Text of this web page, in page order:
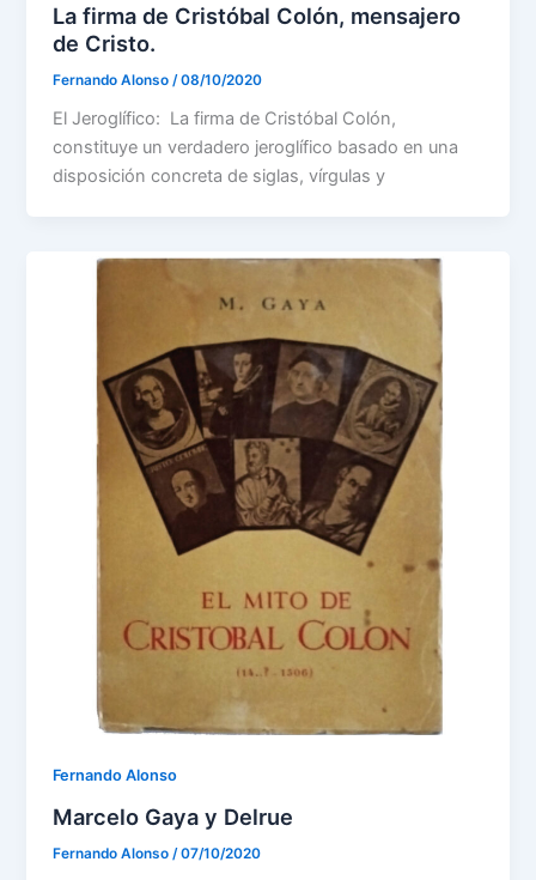
La firma de Cristóbal Colón, mensajero
de Cristo.
Fernando Alonso /08/10/2020
El Jeroglífico: La firma de Cristóbal Colón,
constituye un verdadero jeroglífico basado en una
disposición concreta de siglas, vírgulas y
Fernando Alonso
Marcelo Gaya y Delrue
Fernando Alonso/07/10/2020